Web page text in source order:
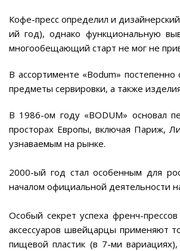
Кофе-пресс определил и
ий год), однако функциональную
многообещающий старт не мог не
В ассортименте «Bodum»
предметы сервировки, а также
В 1986-ом году «BODUM» основал
просторах Европы, включая Париж,
узнаваемым на рынке.
2000-ый год стал особенным для
началом официальной деятельности
Особый секрет успеха френч-
аксессуаров швейцарцы применяют
пищевой пластик (в 7-ми